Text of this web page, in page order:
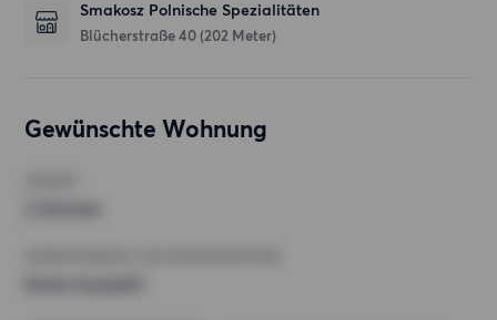
Smakosz Polnische Spezialitäten
Blücherstraße 40 (202 Meter)
Gewünschte Wohnung